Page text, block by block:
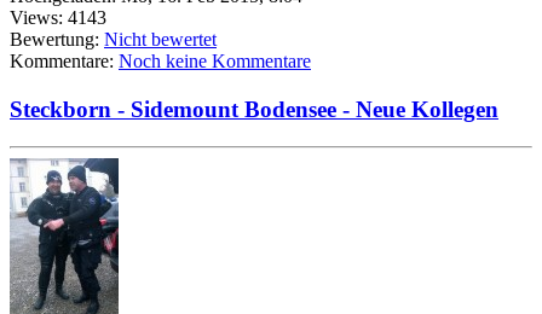
Views: 4143
Bewertung: Nicht bewertet
Kommentare: Noch keine Kommentare
Steckborn - Sidemount Bodensee - Neue Kollegen